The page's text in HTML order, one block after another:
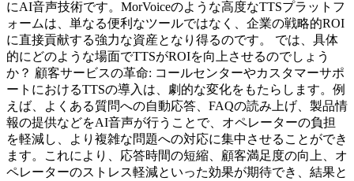
にAI音声技術です。MorVoiceのような高度なTTSプラットフ
ォームは、単なる便利なツールではなく、企業の戦略的ROI
に直接貢献する強力な資産となり得るのです。 では、具体
的にどのような場面でTTSがROIを向上させるのでしょう
か？ 顧客サービスの革命: コールセンターやカスタマーサポ
ートにおけるTTSの導入は、劇的な変化をもたらします。例
えば、よくある質問への自動応答、FAQの読み上げ、製品情
報の提供などをAI音声が行うことで、オペレーターの負担
を軽減し、より複雑な問題への対応に集中させることができ
ます。これにより、応答時間の短縮、顧客満足度の向上、オ
ペレーターのストレス軽減といった効果が期待でき、結果と